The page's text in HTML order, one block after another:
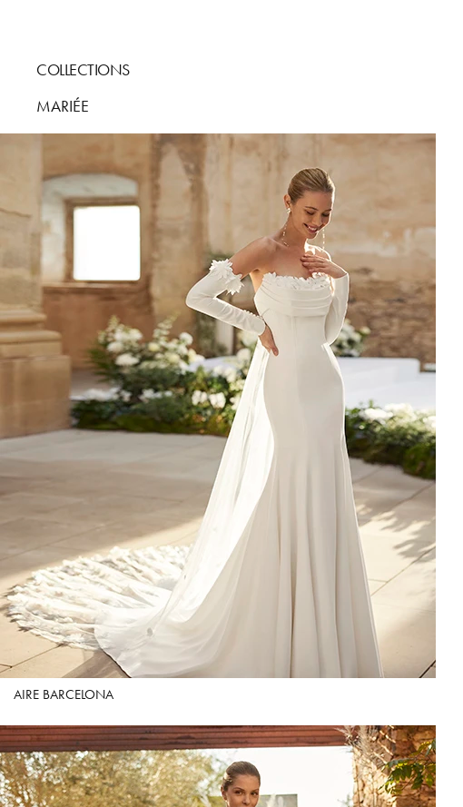
COLLECTIONS
MARIÉE
AIRE BARCELONA